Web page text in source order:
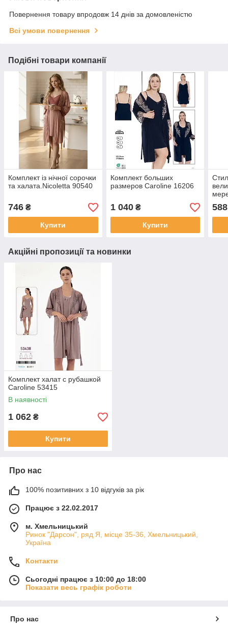
Повернення товару впродовж 14 днів за домовленістю
Всі умови повернення
Подібні товари компанії
Комплект із нічної сорочки
та халата.Nicoletta 90540
746 ₴
Купити
Комплект больших
размеров Caroline 16206
1 040₴
Купити
588
Акційні пропозиції та новинки
Комплект халат с рубашкой
Caroline 53415
В наявності
1 062 ₴
Купити
Про нас
100% позитивних з 10 відгуків за рік
Працює з 22.02.2017
м. Хмельницький
Ринок "Дарсон", ряд Я, місце 35-36, Хмельницький,
Україна
Контакти
Сьогодні працює з 10:00 до 18:00
Показати весь графік роботи
Про нас